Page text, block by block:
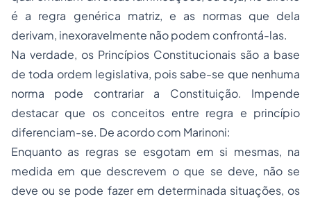
é a regra genérica matriz, e as normas que dela
derivam, inexoravelmente não podem confrontá-las.
Na verdade, os Princípios Constitucionais são a base
de toda ordem legislativa, pois sabe-se que nenhuma
norma pode contrariar a Constituição. Impende
destacar que os conceitos entre regra e princípio
diferenciam-se. De acordo com Marinoni:
Enquanto as regras se esgotam em si mesmas, na
medida em que descrevem o que se deve, não se
deve ou se pode fazer em determinada situações, os